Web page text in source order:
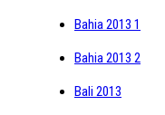
Bahia 2013 1
Bahia 2013 2
Bali 2013